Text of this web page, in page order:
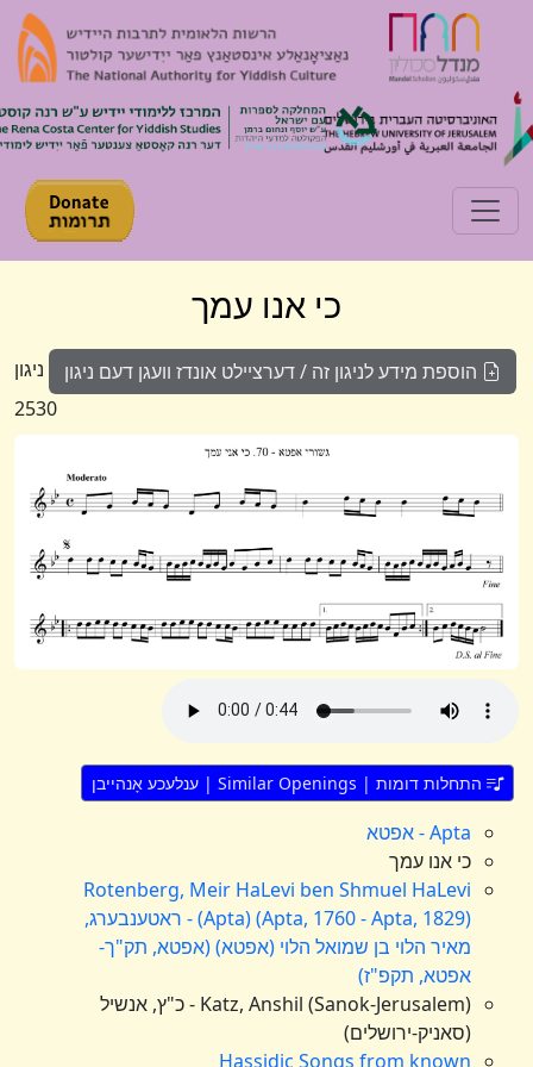
Toggle navigation
כי אנו עמך
הוספת מידע לניגון זה / דערציילט אונדז וועגן דעם ניגון ניגון
2530
התחלות דומות | Similar Openings | ענלעכע אָנהייבן
Apta - אפטא
כי אנו עמך
Rotenberg, Meir HaLevi ben Shmuel HaLevi
(Apta) (Apta, 1760 - Apta, 1829) - ראטענבערג,
מאיר הלוי בן שמואל הלוי (אפטא) (אפטא, תק"ך-
אפטא, תקפ"ז)
Katz, Anshil (Sanok-Jerusalem) - כ"ץ, אנשיל
(סאניק-ירושלים)
Hassidic Songs from known